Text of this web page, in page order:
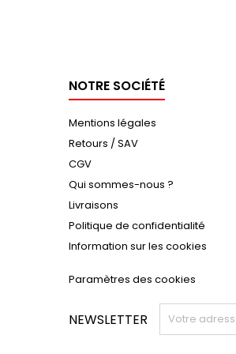
NOTRE SOCIÉTÉ
Mentions légales
Retours / SAV
CGV
Qui sommes-nous ?
Livraisons
Politique de confidentialité
Information sur les cookies
Paramètres des cookies
NEWSLETTER